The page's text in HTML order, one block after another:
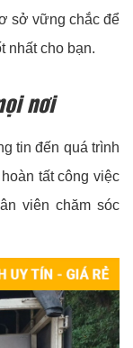
sở vững chắc để
nhất cho bạn.
nơi
tin đến quá trình
tất công việc
viên chăm sóc